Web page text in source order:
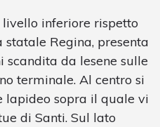
inferiore rispetto
Regina, presenta
da lesene sulle
terminale. Al centro si
lapideo sopra il quale vi
di Santi. Sul lato